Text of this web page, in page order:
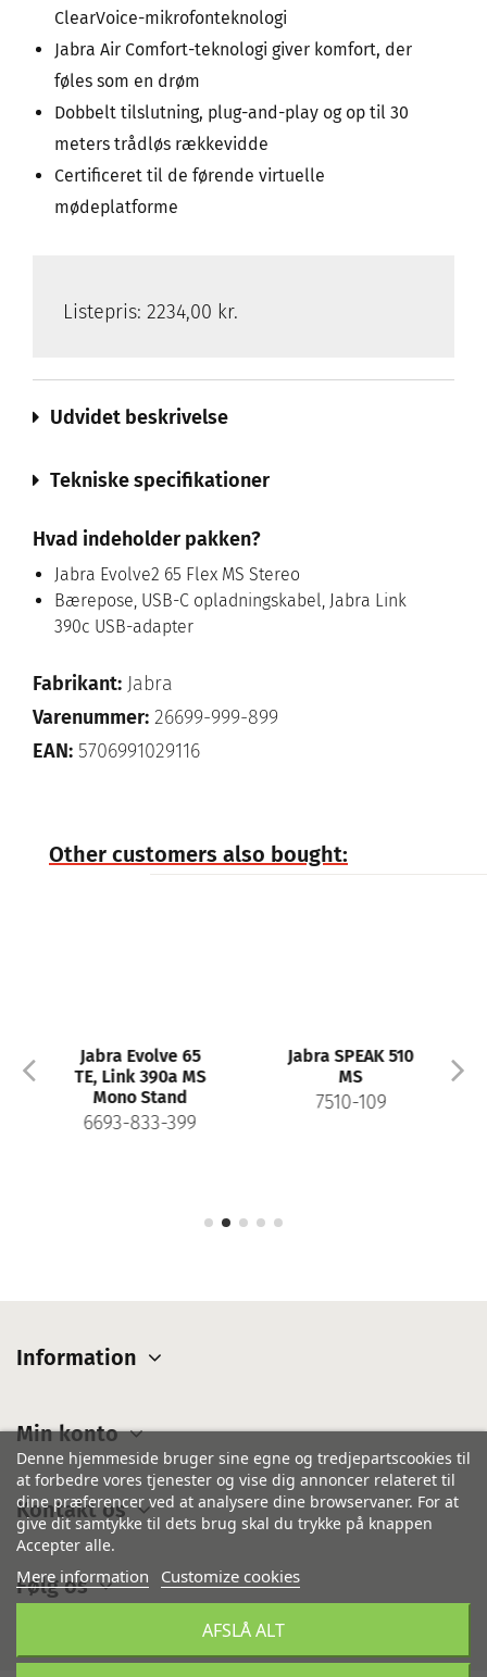
ClearVoice-mikrofonteknologi
Jabra Air Comfort-teknologi giver komfort, der
føles som en drøm
Dobbelt tilslutning, plug-and-play og op til 30
meters trådløs rækkevidde
Certificeret til de førende virtuelle
mødeplatforme
Listepris: 2234,00 kr.
Udvidet beskrivelse
Tekniske specifikationer
Hvad indeholder pakken?
Jabra Evolve2 65 Flex MS Stereo
Bærepose, USB-C opladningskabel, Jabra Link
390c USB-adapter
Fabrikant: Jabra
Varenummer: 26699-999-899
EAN: 5706991029116
Other customers also bought:
Jabra Evolve 65
TE, Link 390a MS
Mono Stand
6693-833-399
Jabra SPEAK 510
MS
7510-109
Information
Min konto
Kontakt os
Denne hjemmeside bruger sine egne og tredjepartscookies til
at forbedre vores tjenester og vise dig annoncer relateret til
dine præferencer ved at analysere dine browservaner. For at
give dit samtykke til dets brug skal du trykke på knappen
Accepter alle.
Mere information Customize cookies
AFSLÅ ALT
Følg os